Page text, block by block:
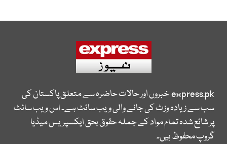
express.pkخبروں اور حالات حاضرہ سے متعلق پاکستان کی
سب سے زیادہ وزٹ کی جانے والی ویب سائٹ ہے۔ اس ویب سائٹ
پر شائع شدہ تمام مواد کے جملہ حقوق بحق ایکسپریس میڈیا
گروپ محفوظ ہیں۔